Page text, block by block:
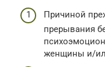
Причиной
прерывания
женщины и/